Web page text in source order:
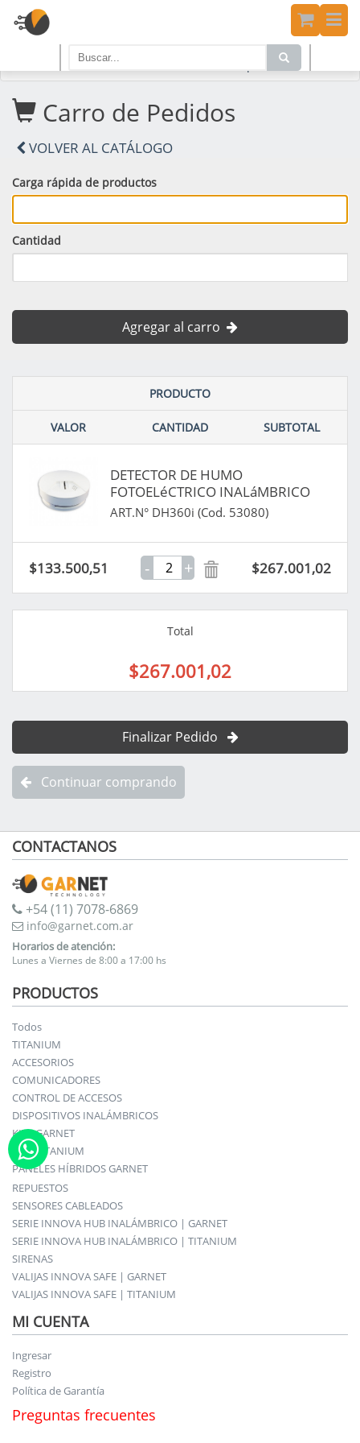
PRODUCTOS
Carro de Pedidos
VOLVER AL CATÁLOGO
Carga rápida de productos
Cantidad
Agregar al carro
PRODUCTO
VALOR CANTIDAD SUBTOTAL
DETECTOR DE HUMO
FOTOELéCTRICO INALáMBRICO
ART.N° DH360i (Cod. 53080)
$133.500,51 - + $267.001,02
Total
$267.001,02
Finalizar Pedido
Continuar comprando
CONTACTANOS
+54 (11) 7078-6869
info@garnet.com.ar
Horarios de atención:
Lunes a Viernes de 8:00 a 17:00 hs
PRODUCTOS
Todos
TITANIUM
ACCESORIOS
COMUNICADORES
CONTROL DE ACCESOS
DISPOSITIVOS INALÁMBRICOS
KITS GARNET
KITS TITANIUM
PANELES HÍBRIDOS GARNET
REPUESTOS
SENSORES CABLEADOS
SERIE INNOVA HUB INALÁMBRICO | GARNET
SERIE INNOVA HUB INALÁMBRICO | TITANIUM
SIRENAS
VALIJAS INNOVA SAFE | GARNET
VALIJAS INNOVA SAFE | TITANIUM
MI CUENTA
Ingresar
Registro
Política de Garantía
Preguntas frecuentes